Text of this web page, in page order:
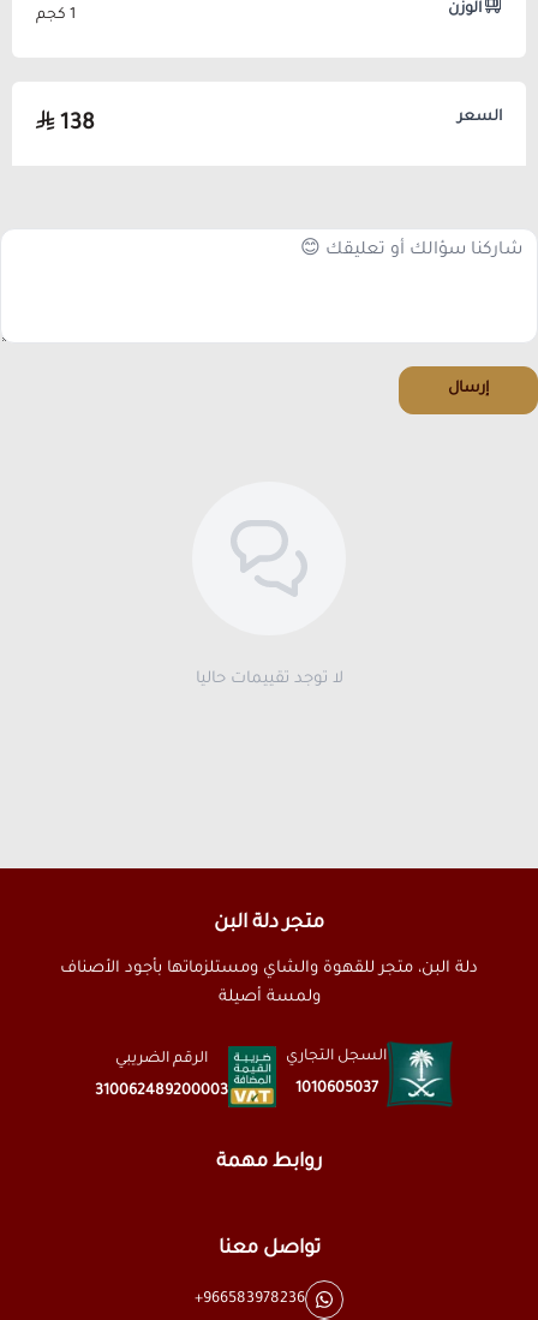
الوزن 1 كجم
السعر 138
إرسال
لا توجد تقييمات حاليا
متجر دلة البن
دلة البن، متجر للقهوة والشاي ومستلزماتها بأجود الأصناف
ولمسة أصيلة
السجل التجاري
1010605037
الرقم الضريبي
310062489200003
روابط مهمة
تواصل معنا
+966583978236